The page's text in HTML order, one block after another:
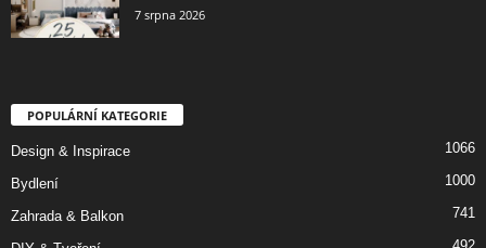
7 srpna 2026
POPULÁRNÍ KATEGORIE
Design & Inspirace 1066
Bydlení 1000
Zahrada & Balkon 741